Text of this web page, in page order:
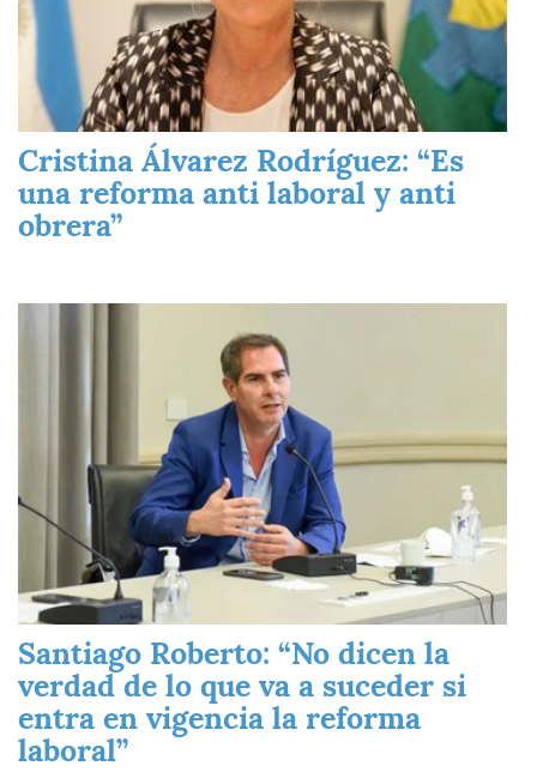
Cristina Álvarez Rodríguez: “Es
una reforma anti laboral y anti
obrera”
Santiago Roberto: “No dicen la
verdad de lo que va a suceder si
entra en vigencia la reforma
laboral”